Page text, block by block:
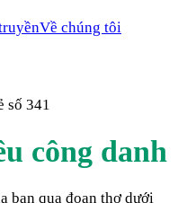
Về chúng tôi
số 341
công danh
bạn qua đoạn thơ dưới